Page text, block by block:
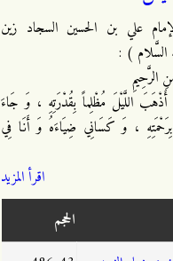
علي بن الحسين السجاد زين
السَّلام ) :
الرَّحِيمِ
أَذْهَبَ اللَّيْلَ مُظْلِماً بِقُدْرَتِهِ ، وَ جَاءَ
بِرَحْمَتِهِ ، وَ كَسَانِي ضِيَاءَهُ وَ أَنَا فِي
اقرأ المزيد
الحجم